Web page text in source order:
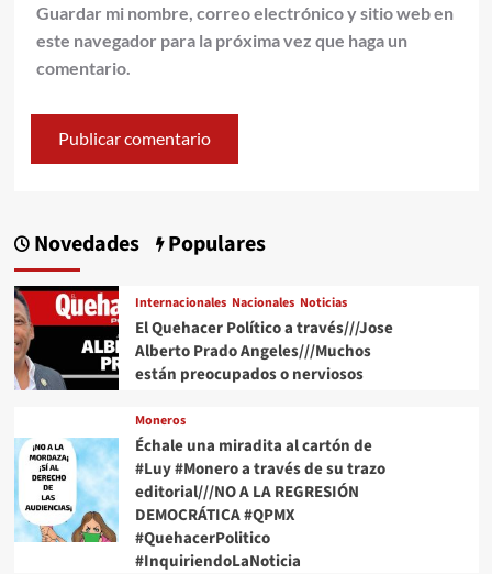
Guardar mi nombre, correo electrónico y sitio web en
este navegador para la próxima vez que haga un
comentario.
Novedades Populares
Internacionales Nacionales Noticias
El Quehacer Político a través///Jose
Alberto Prado Angeles///Muchos
están preocupados o nerviosos
Moneros
Échale una miradita al cartón de
#Luy #Monero a través de su trazo
editorial///NO A LA REGRESIÓN
DEMOCRÁTICA #QPMX
#QuehacerPolitico
#InquiriendoLaNoticia